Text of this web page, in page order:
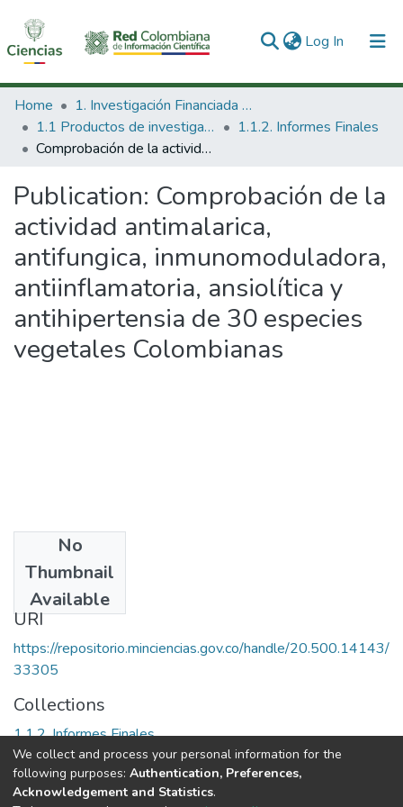
Log In (current)
Communities & Collections
All of DSpace
Home
1. Investigación Financiada con Recursos Públicos
1.1 Productos de investigación
1.1.2. Informes Finales
Comprobación de la actividad antimalarica, antifungica, inmunomoduladora, antiinflamatoria, ansiolítica y antihipertensia de 30 especies vegetales Colombianas
Publication: Comprobación de la
actividad antimalarica,
antifungica, inmunomoduladora,
antiinflamatoria, ansiolítica y
antihipertensia de 30 especies
vegetales Colombianas
No
Thumbnail
Available
[2005]
URI
https://repositorio.minciencias.gov.co/handle/20.500.14143/
33305
Collections
1.1.2. Informes Finales
Full item page
We collect and process your personal information for the
following purposes: Authentication, Preferences,
Acknowledgement and Statistics.